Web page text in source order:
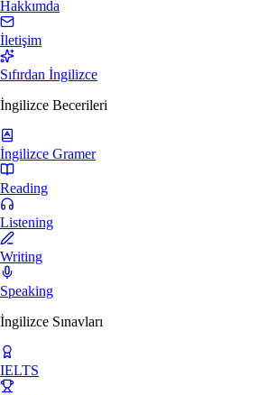
Hakkımda
İletişim
Sıfırdan İngilizce
İngilizce Becerileri
İngilizce Gramer
Reading
Listening
Writing
Speaking
İngilizce Sınavları
IELTS